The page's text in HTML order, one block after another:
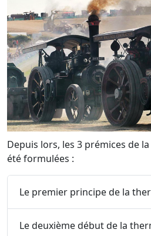
Depuis lors, les 3 prémices de
été formulées :
Le premier principe de la
Le deuxième début de la